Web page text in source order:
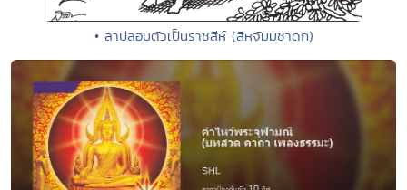
• ลาปลอมตัวเป็นราชสีห์ (สีหจัมมชาดก)